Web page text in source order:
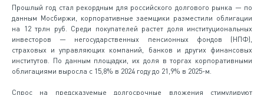
Прошлый год стал рекордным для российского долгового рынка — по
данным Мосбиржи, корпоративные заемщики разместили облигации
на 12 трлн руб. Среди покупателей растет доля институциональных
инвесторов — негосударственных пенсионных фондов (НПФ),
страховых и управляющих компаний, банков и других финансовых
институтов. По данным площадки, их доля в торгах корпоративными
облигациями выросла с 15,8% в 2024 году до 21,9% в 2025-м.
Спрос на предсказуемые долгосрочные вложения стимулируют